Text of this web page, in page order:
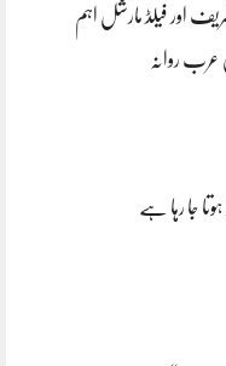
اور فیلڈ مارشل اہم
روانہ
جا رہا ہے